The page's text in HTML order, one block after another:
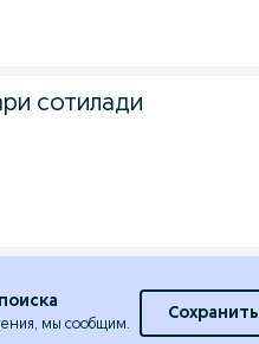
сотилади
мы сообщим.
Сохранить